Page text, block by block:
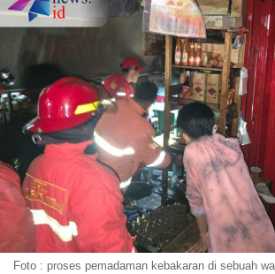
Foto : proses pemadaman kebakaran di sebuah